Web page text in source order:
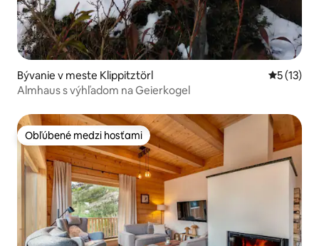
Bývanie v meste Klippitztörl
5 (13)
Almhaus s výhľadom na Geierkogel
Obľúbené medzi hosťami
Obľúbené medzi hosťami